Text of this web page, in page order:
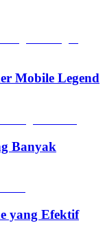
Mobile Legend
Banyak
yang Efektif